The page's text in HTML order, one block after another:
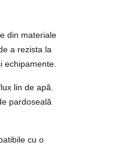
din materiale
a rezista la
echipamente.
lin de apă.
pardoseală
cu o